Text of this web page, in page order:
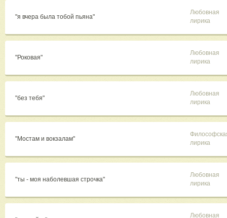
"я вчера была тобой пьяна"
Любовная
лирика
"Роковая"
Любовная
лирика
"без тебя"
Любовная
лирика
"Мостам и вокзалам"
лирика
"ты - моя наболевшая строчка"
Любовная
лирика
Любовная